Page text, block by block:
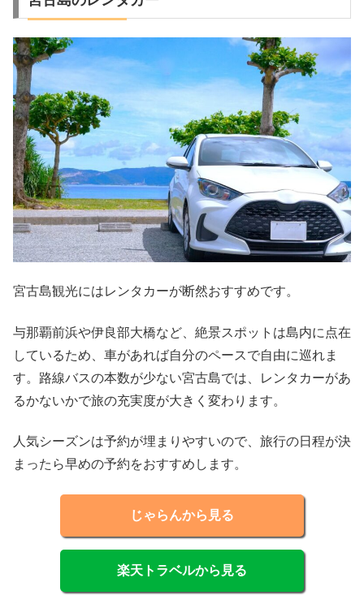
宮古島観光にはレンタカーが断然おすすめです。
与那覇前浜や伊良部大橋など、絶景スポットは島内に点在
しているため、車があれば自分のペースで自由に巡れま
す。路線バスの本数が少ない宮古島では、レンタカーがあ
るかないかで旅の充実度が大きく変わります。
人気シーズンは予約が埋まりやすいので、旅行の日程が決
まったら早めの予約をおすすめします。
じゃらんから見る
楽天トラベルから見る